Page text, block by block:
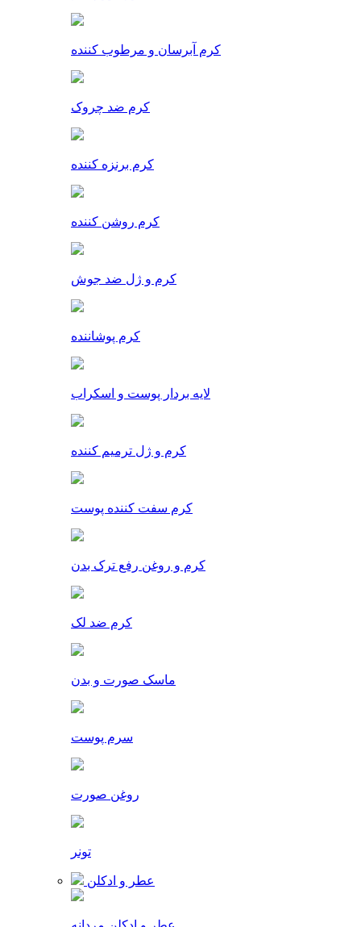
کرم آبرسان و مرطوب کننده
کرم ضد چروک
کرم برنزه کننده
کرم روشن کننده
کرم و ژل ضد جوش
کرم پوشاننده
لایه بردار پوست و اسکراب
کرم و ژل ترمیم کننده
کرم سفت کننده پوست
کرم و روغن رفع ترک بدن
کرم ضد لک
ماسک صورت و بدن
سرم پوست
روغن صورت
تونر
عطر و ادکلن